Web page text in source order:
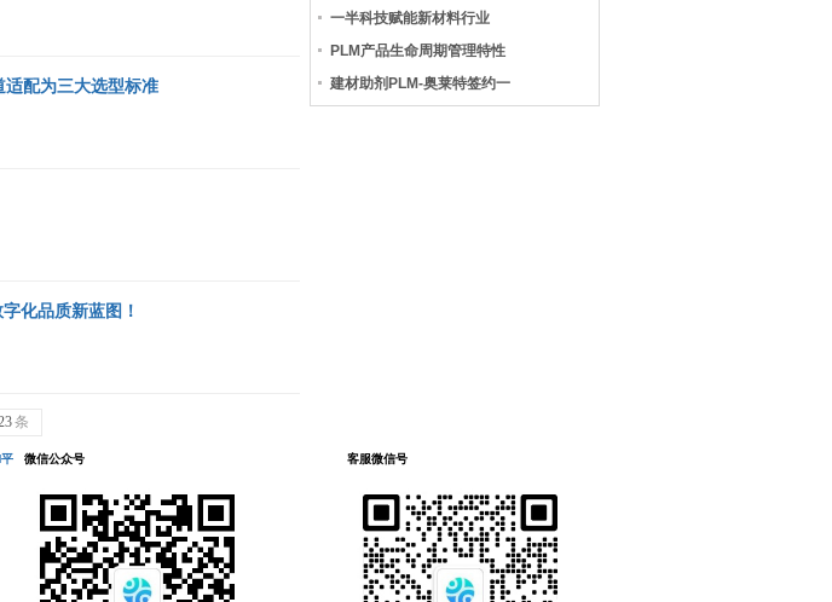
配为三大选型标准
化品质新蓝图！
条
一半科技赋能新材料行业
PLM产品生命周期管理特性
建材助剂PLM-奥莱特签约一
微信公众号 客服微信号